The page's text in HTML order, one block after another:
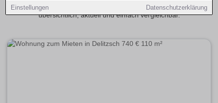
Einstellungen Datenschutzerklärung
passende Wohnungsangebote ganz in Ihrer Nähe –
übersichtlich, aktuell und einfach vergleichbar.